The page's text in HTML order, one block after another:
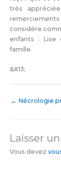
très
remerciements
considère
enfants : Lise
famille.
&#13;
← Nécrologie
Laisser
Vous devez